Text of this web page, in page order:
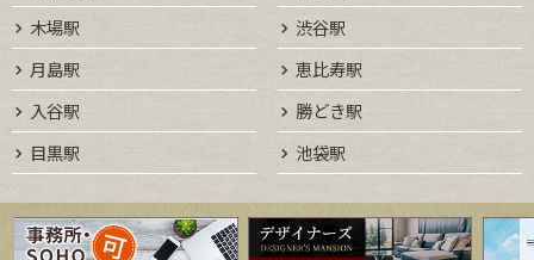
木場駅
渋谷駅
月島駅
恵比寿駅
入谷駅
勝どき駅
目黒駅
池袋駅